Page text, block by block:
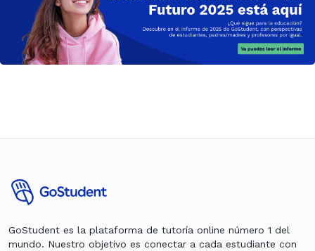
GoStudent es la plataforma de tutoría online número 1 del
mundo. Nuestro objetivo es conectar a cada estudiante con